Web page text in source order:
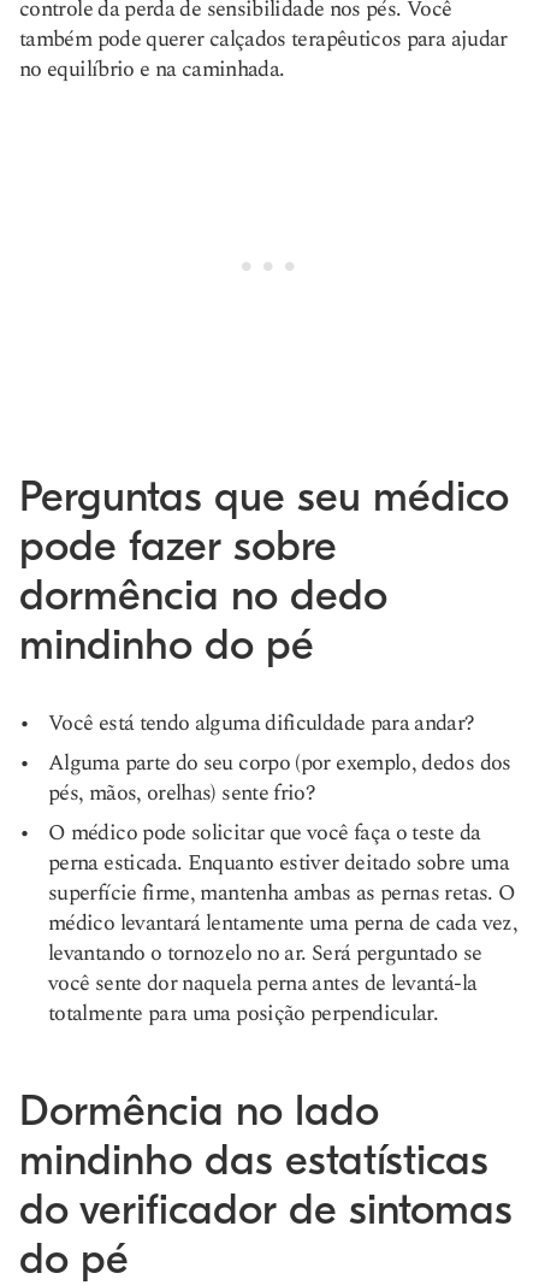
controle da perda de sensibilidade nos pés. Você
também pode querer calçados terapêuticos para ajudar
no equilíbrio e na caminhada.
Perguntas que seu médico
pode fazer sobre
dormência no dedo
mindinho do pé
Você está tendo alguma dificuldade para andar?
Alguma parte do seu corpo (por exemplo, dedos dos
pés, mãos, orelhas) sente frio?
O médico pode solicitar que você faça o teste da
perna esticada. Enquanto estiver deitado sobre uma
superfície firme, mantenha ambas as pernas retas. O
médico levantará lentamente uma perna de cada vez,
levantando o tornozelo no ar. Será perguntado se
você sente dor naquela perna antes de levantá-la
totalmente para uma posição perpendicular.
Dormência no lado
mindinho das estatísticas
do verificador de sintomas
do pé